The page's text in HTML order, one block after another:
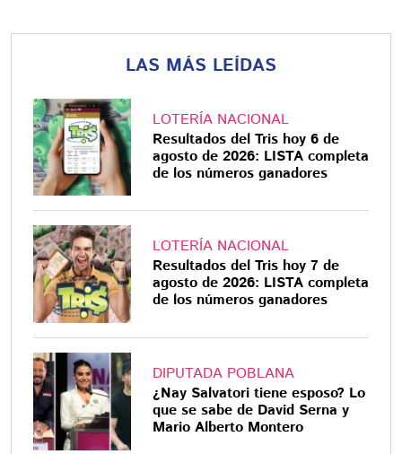
LAS MÁS LEÍDAS
LOTERÍA NACIONAL
Resultados del Tris hoy 6 de
agosto de 2026: LISTA completa
de los números ganadores
LOTERÍA NACIONAL
Resultados del Tris hoy 7 de
agosto de 2026: LISTA completa
de los números ganadores
DIPUTADA POBLANA
¿Nay Salvatori tiene esposo? Lo
que se sabe de David Serna y
Mario Alberto Montero